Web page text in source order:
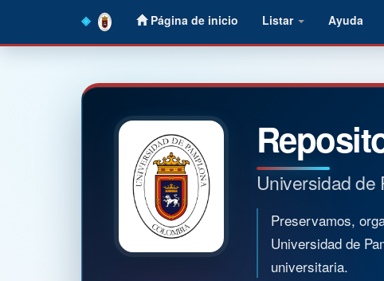
Página de inicio Listar Ayuda
Universidad de
Preservamos,
Universidad de
universitaria.